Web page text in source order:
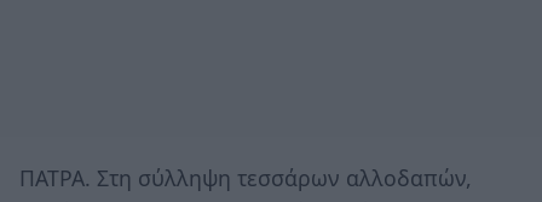
ΠΑΤΡΑ. Στη σύλληψη τεσσάρων αλλοδαπών,